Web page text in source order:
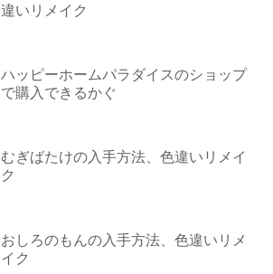
違いリメイク
ハッピーホームパラダイスのショップ
で購入できるかぐ
むぎばたけの入手方法、色違いリメイ
ク
おしろのもんの入手方法、色違いリメ
イク